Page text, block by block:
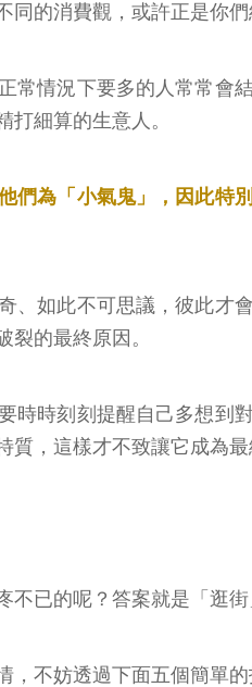
的消費觀，或許正是你們
常情況下要多的人常常
細算的生意人。
們為「小氣鬼」，因此特
、如此不可思議，彼此
的最終原因。
時時刻刻提醒自己多想
，這樣才不致讓它成為
已的呢？答案就是「逛
不妨透過下面五個簡單的